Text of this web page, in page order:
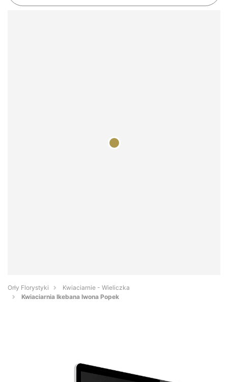
Orły Florystyki
Kwiaciarnie - Wieliczka
Kwiaciarnia Ikebana Iwona Popek